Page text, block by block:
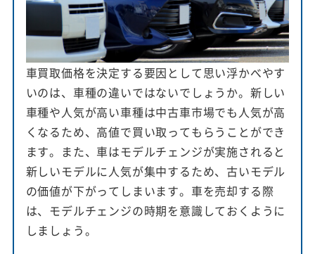
車買取価格を決定する要因として思い浮かべやす
いのは、車種の違いではないでしょうか。新しい
車種や人気が高い車種は中古車市場でも人気が高
くなるため、高値で買い取ってもらうことができ
ます。また、車はモデルチェンジが実施されると
新しいモデルに人気が集中するため、古いモデル
の価値が下がってしまいます。車を売却する際
は、モデルチェンジの時期を意識しておくように
しましょう。